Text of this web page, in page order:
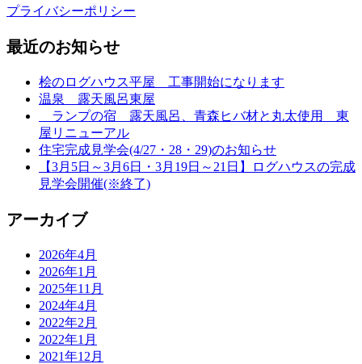
プライバシーポリシー
最近のお知らせ
桧のログハウス平屋 工事開始になります
温泉 露天風呂東屋
ランプの宿 露天風呂、青森ヒバ材と丸太使用 東
屋リニューアル
住宅完成見学会(4/27・28・29)のお知らせ
【3月5日～3月6日・3月19日～21日】ログハウスの完成
見学会開催(※終了)
アーカイブ
2026年4月
2026年1月
2025年11月
2024年4月
2022年2月
2022年1月
2021年12月